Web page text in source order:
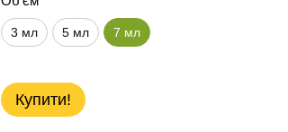
3 мл 5 мл 7 мл
Купити!